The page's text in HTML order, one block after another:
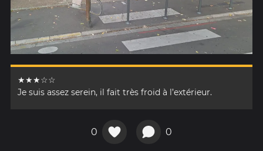
★★★☆☆
Je suis assez serein, il fait très froid à l’extérieur.
0 0